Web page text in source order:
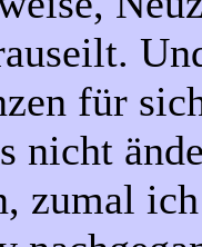
für
nicht
zumal